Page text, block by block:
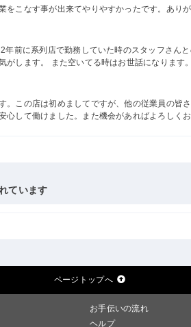
をこなす事が出来てやりやすかったです。あり
年前に系列店で勤務していた時のスタッフさん
がします。 また空いてる時はお世話になります
。この店は初めましてですが、他の従業員の皆
心して働けました。また機会があればよろしく
ています
ページトップへ
お手伝いの流れ
ヘルプ